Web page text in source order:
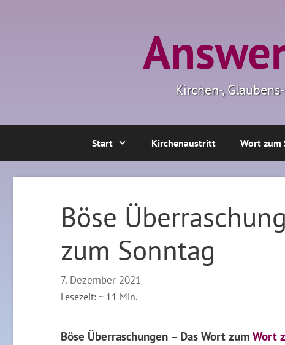
Kirchen-,
Start Kirchenaustritt Wort zum
Böse
zum Sonntag
7. Dezember 2021
Lesezeit: ~ 11 Min.
Böse Überraschungen – Das Wort zum Wort